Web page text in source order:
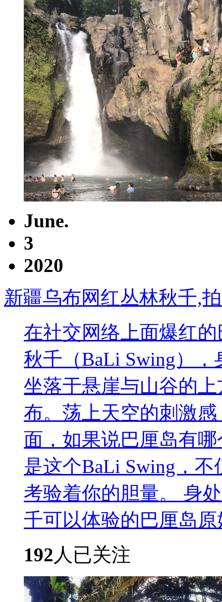
June.
3
2020
新疆乌布网红丛林秋千,
在社交网络上面爆红
秋千（BaLi Swing）
坐落于悬崖与山谷的
布。荡上天空的刺激
面，如果说巴厘岛有
是这个BaLi Swing，
考验着你的胆量。 身
千可以体验的巴厘岛原
192 人已关注